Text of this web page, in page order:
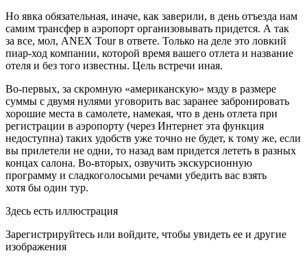
Но явка обязательная, иначе, как заверили, в день отъезда нам
самим трансфер в аэропорт организовывать придется. А так
за все, мол, ANEX Tour в ответе. Только на деле это ловкий
пиар-ход компании, которой время вашего отлета и название
отеля и без того известны. Цель встречи иная.
Во-первых, за скромную «американскую» мзду в размере
суммы с двумя нулями уговорить вас заранее забронировать
хорошие места в самолете, намекая, что в день отлета при
регистрации в аэропорту (через Интернет эта функция
недоступна) таких удобств уже точно не будет, к тому же, если
вы прилетели не одни, то назад вам придется лететь в разных
концах салона. Во-вторых, озвучить экскурсионную
программу и сладкоголосыми речами убедить вас взять
хотя бы один тур.
Здесь есть иллюстрация
Зарегистрируйтесь или войдите, чтобы увидеть ее и другие
изображения